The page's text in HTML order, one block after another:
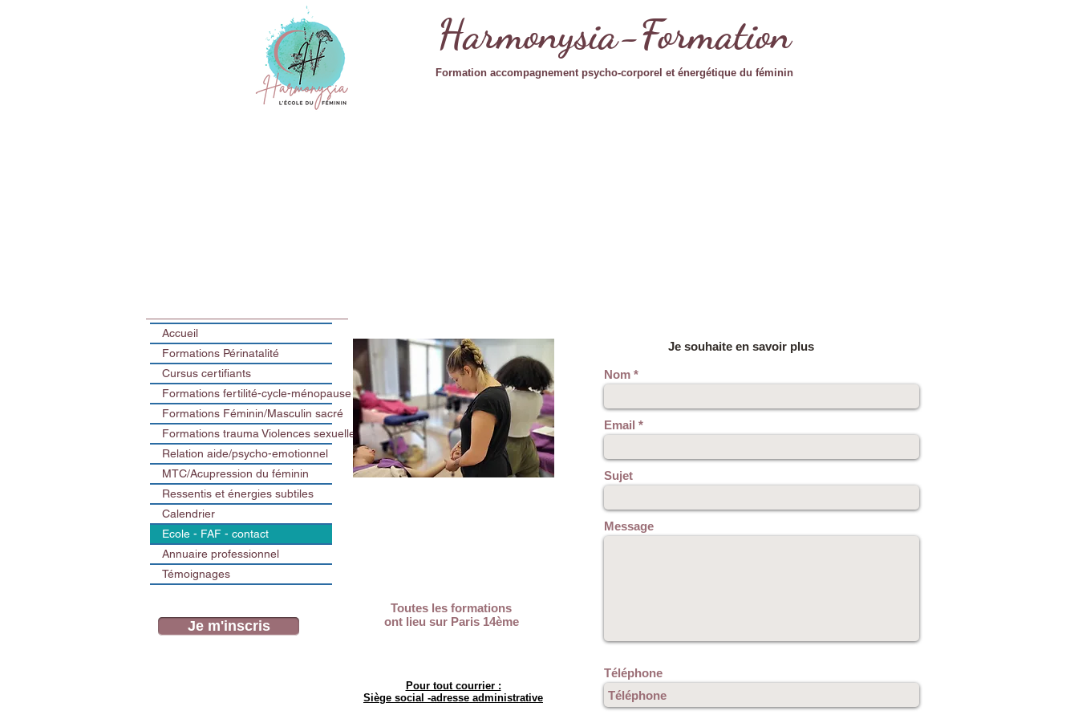
Harmonysia-Formation
Formation accompagnement psycho-corporel et énergétique du féminin
Accueil
Formations Périnatalité
Cursus certifiants
Formations fertilité-cycle-ménopause
Formations Féminin/Masculin sacré
Formations trauma Violences sexuelles
Relation aide/psycho-emotionnel
MTC/Acupression du féminin
Ressentis et énergies subtiles
Calendrier
Ecole - FAF - contact
Annuaire professionnel
Témoignages
Je m'inscris
Toutes les formations
ont lieu sur Paris 14ème
Pour tout courrier :
Siège social -adresse administrative
Je souhaite en savoir plus
Nom
Email
Sujet
Message
Téléphone